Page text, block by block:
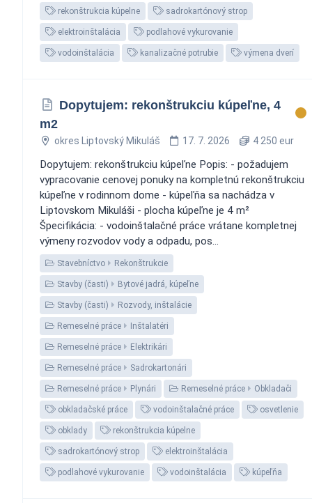
rekonštrukcia kúpelne sadrokartónový strop
elektroinštalácia podlahové vykurovanie
vodoinštalácia kanalizačné potrubie výmena dverí
Dopytujem: rekonštrukciu kúpeľne, 4
m2
okres Liptovský Mikuláš 17. 7. 2026 4 250 eur
Dopytujem: rekonštrukciu kúpeľne Popis: - požadujem
vypracovanie cenovej ponuky na kompletnú rekonštrukciu
kúpeľne v rodinnom dome - kúpeľňa sa nachádza v
Liptovskom Mikuláši - plocha kúpeľne je 4 m²
Špecifikácia: - vodoinštalačné práce vrátane kompletnej
výmeny rozvodov vody a odpadu, pos...
Stavebníctvo Rekonštrukcie
Stavby (časti) Bytové jadrá, kúpeľne
Stavby (časti) Rozvody, inštalácie
Remeselné práce Inštalatéri
Remeselné práce Elektrikári
Remeselné práce Sadrokartonári
Remeselné práce Plynári Remeselné práce Obkladači
obkladačské práce vodoinštalačné práce osvetlenie
obklady rekonštrukcia kúpelne
sadrokartónový strop elektroinštalácia
podlahové vykurovanie vodoinštalácia kúpeľňa